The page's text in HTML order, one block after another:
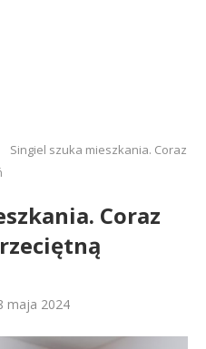
Singiel szuka mieszkania. Coraz
Coraz
maja 2024